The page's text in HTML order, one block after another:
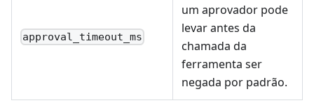
approval_timeout_ms
um aprovador pode
levar antes da
chamada da
ferramenta ser
negada por padrão.